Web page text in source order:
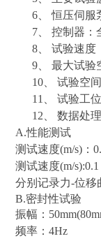
6、恒压伺服
7、 控制器：
8、 试验速度
9、 最大试验
10、 试验空
11、 试验工
12、 数据处
A.性能测试
测试速度(m/s)：
测试速度(m/
分别记录力-位移
B.密封性试验
振幅：
频率： 4Hz